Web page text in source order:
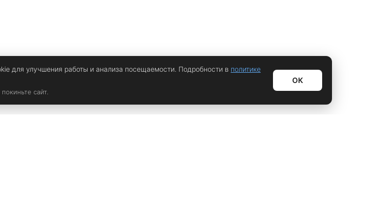
для улучшения работы и анализа посещаемости. Подробности в политике
сайт.
ОК